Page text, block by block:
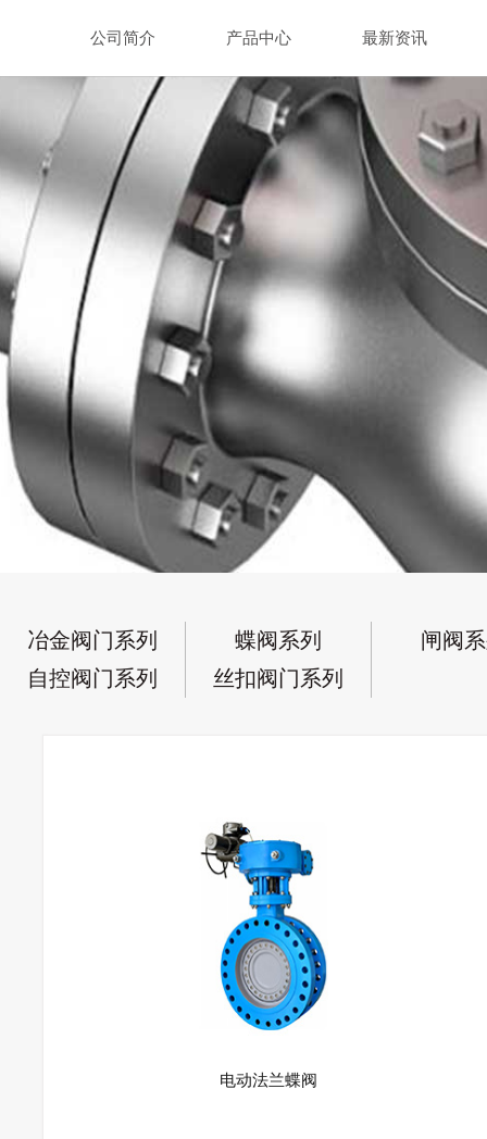
公司简介 产品中心 最新资讯
冶金阀门系列 蝶阀系列
闸阀
自控阀门系列
丝扣阀门系列
电动法兰蝶阀